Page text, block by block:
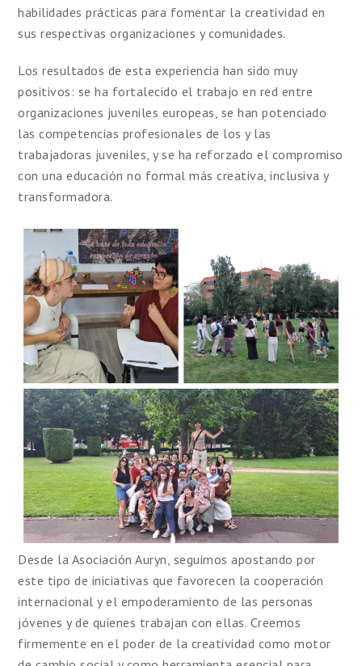
habilidades prácticas para fomentar la creatividad en
sus respectivas organizaciones y comunidades.
Los resultados de esta experiencia han sido muy
positivos: se ha fortalecido el trabajo en red entre
organizaciones juveniles europeas, se han potenciado
las competencias profesionales de los y las
trabajadoras juveniles, y se ha reforzado el compromiso
con una educación no formal más creativa, inclusiva y
transformadora.
Desde la Asociación Auryn, seguimos apostando por
este tipo de iniciativas que favorecen la cooperación
internacional y el empoderamiento de las personas
jóvenes y de quienes trabajan con ellas. Creemos
firmemente en el poder de la creatividad como motor